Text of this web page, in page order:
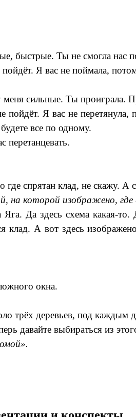
быстрые. Ты не смогла нас
Я вас не поймала,
сильные. Ты проиграла.
Я вас не перетянула,
все по одному.
перетанцевать.
спрятан клад, не скажу. А
на которой изображено,
Да здесь схема какая-
А вот здесь
окна.
трёх деревьев, под
давайте выбираться из